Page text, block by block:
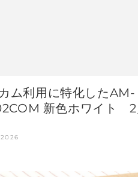
ム利用に特化したAM-
新色ホワイト 2